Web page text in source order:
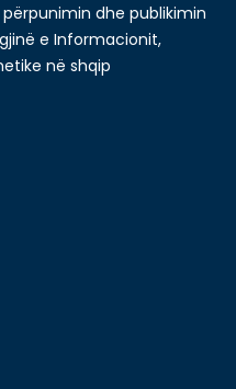
dhe publikimin
e Informacionit,
në shqip